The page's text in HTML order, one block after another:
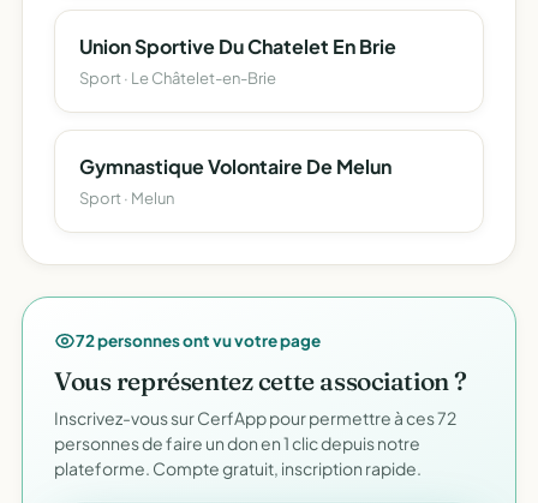
Union Sportive Du Chatelet En Brie
Sport · Le Châtelet-en-Brie
Gymnastique Volontaire De Melun
Sport · Melun
72 personnes ont vu votre page
Vous représentez cette association ?
Inscrivez-vous sur CerfApp pour permettre à ces 72
personnes de faire un don en 1 clic depuis notre
plateforme. Compte gratuit, inscription rapide.